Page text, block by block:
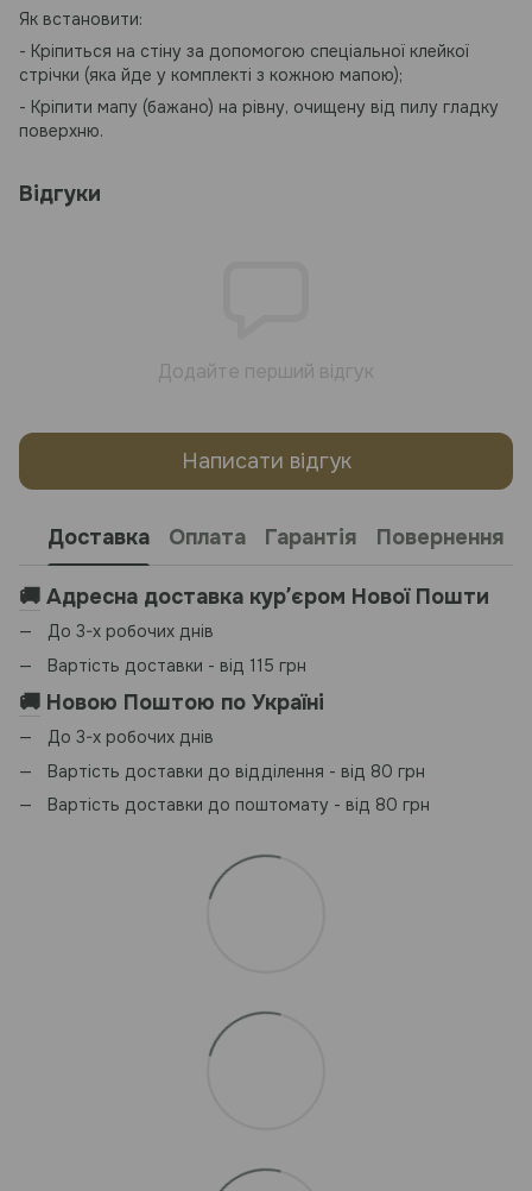
Як встановити:
- Кріпиться на стіну за допомогою спеціальної клейкої
стрічки (яка йде у комплекті з кожною мапою);
- Кріпити мапу (бажано) на рівну, очищену від пилу гладку
поверхню.
Відгуки
Додайте перший відгук
Написати відгук
Доставка Оплата Гарантія Повернення
🚚 Адресна доставка курʼєром Нової Пошти
До 3-х робочих днів
Вартість доставки - від 115 грн
🚚 Новою Поштою по Україні
До 3-х робочих днів
Вартість доставки до відділення - від 80 грн
Вартість доставки до поштомату - від 80 грн